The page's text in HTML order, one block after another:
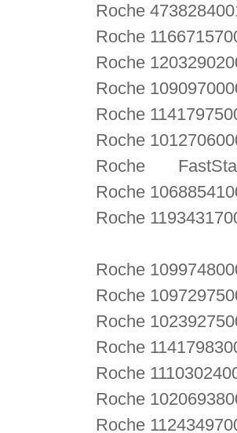
Roche
Roche
Roche
Roche
Roche
Roche
Roche FastStart
Roche
Roche
Roche
Roche
Roche
Roche
Roche
Roche
Roche